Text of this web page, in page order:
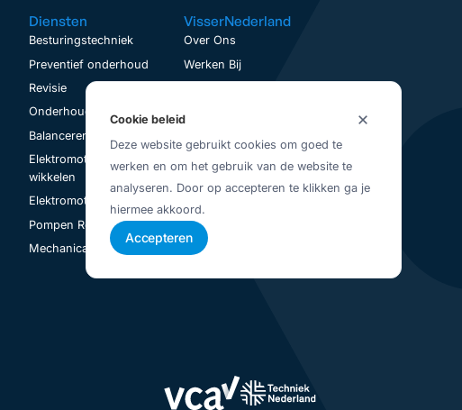
Cookie beleid
Deze website gebruikt cookies om goed te
werken en om het gebruik van de website te
analyseren. Door op accepteren te klikken ga je
hiermee akkoord.
Accepteren
Diensten
Besturingstechniek
Preventief onderhoud
Revisie
Onderhoud op locatie
Balanceren
Elektromotoren
wikkelen
Elektromotoren Revisie
Pompen Revisie
Mechanical Seal Revisie
VisserNederland
Over Ons
Werken Bij
Service aanvraag
Vestigingen
Juridisch
Privacybeleid
Algemene Voorwaarden